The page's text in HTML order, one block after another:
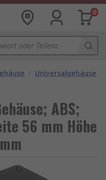
0
/ Universalgehäuse
ABS;
56 mm Höhe